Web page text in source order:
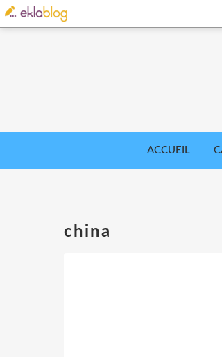
ACCUEIL
china